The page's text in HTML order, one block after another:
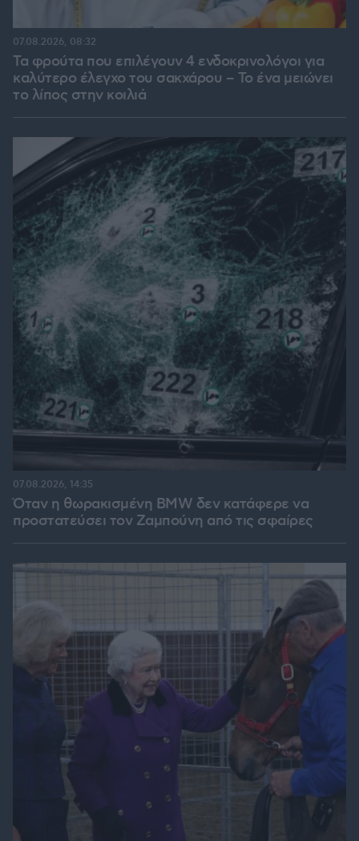
Τα φρούτα που επιλέγουν 4 ενδοκρινολόγοι για
καλύτερο έλεγχο του σακχάρου – Το ένα μειώνει
το λίπος στην κοιλιά
07.08.2026, 08:32
Όταν η θωρακισμένη BMW δεν κατάφερε να
προστατεύσει τον Ζαμπούνη από τις σφαίρες
07.08.2026, 14:35